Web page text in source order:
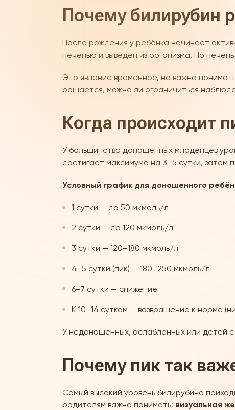
Почему билирубин
После рождения у ребёнка начинает
печенью и выведен из организма. Но
Это явление временное, но важно
решается, можно ли ограничиться
Когда происходит
У большинства доношенных младенцев
достигает максимума на 3–5 сутки, затем
Условный график для доношенного
1 сутки — до 50 мкмоль/л
2 сутки — до 120 мкмоль/л
3 сутки — 120–180 мкмоль/л
4–5 сутки (пик) — 180–250 мкмоль/л
6–7 сутки — снижение
К 10–14 суткам — возвращение к норме
У недоношенных, ослабленных или детей с
Почему пик так
Самый высокий уровень билирубина
родителям важно понимать: визуальная